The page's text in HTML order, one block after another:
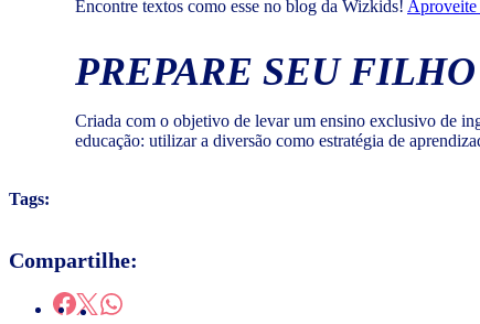
Encontre textos como esse no blog da Wizkids! Aproveite
PREPARE SEU
Criada com o objetivo de levar um ensino exclusivo de
educação: utilizar a diversão como estratégia de
Tags:
Compartilhe: